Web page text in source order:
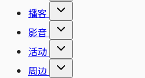
播客
影音
活动
周边